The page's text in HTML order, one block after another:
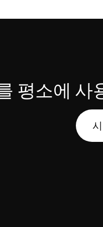
평소에 사